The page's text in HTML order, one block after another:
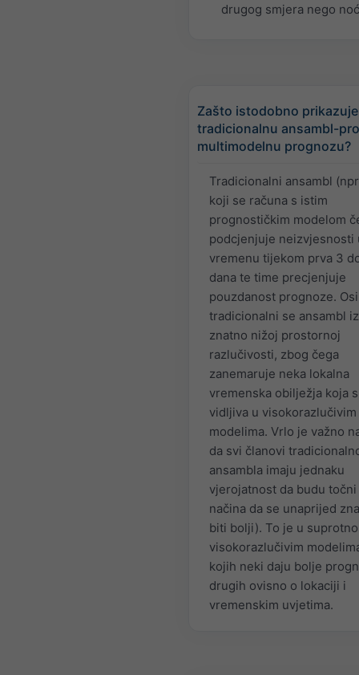
drugog smjera nego
Zašto istodobno
tradicionalnu ansambl-
multimodelnu prognozu?
Tradicionalni ansambl
koji se računa s istim
prognostičkim modelom
podcjenjuje neizvjesnosti
vremenu tijekom prva 3
dana te time precjenjuje
pouzdanost prognoze.
tradicionalni se ansambl
znatno nižoj prostornoj
razlučivosti, zbog čega
zanemaruje neka lokalna
vremenska obilježja koja
vidljiva u visokorazlučivim
modelima. Vrlo je važno
da svi članovi
ansambla imaju jednaku
vjerojatnost da budu točni
načina da se unaprijed
biti bolji). To je u
visokorazlučivim
kojih neki daju bolje
drugih ovisno o lokaciji i
vremenskim uvjetima.